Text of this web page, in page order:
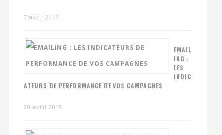
7 avril 2017
EMAIL
ING :
LES
INDIC
ATEURS DE PERFORMANCE DE VOS CAMPAGNES
20 avril 2015